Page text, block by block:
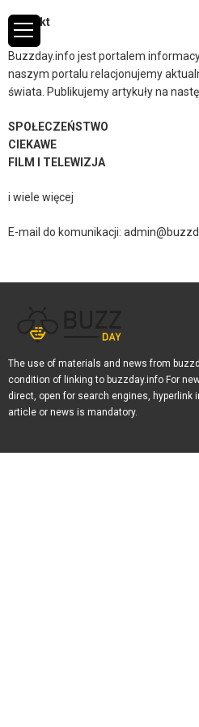
Kontakt
Buzzday.info jest portalem
naszym portalu relacjonujemy
świata. Publikujemy artykuły na
SPOŁECZEŃSTWO
CIEKAWE
FILM I TELEWIZJA
i wiele więcej
E-mail do komunikacji:
The use of materials and news from
condition of linking to buzzday.info For
direct, open for search engines, hyperlink
article or news is mandatory.